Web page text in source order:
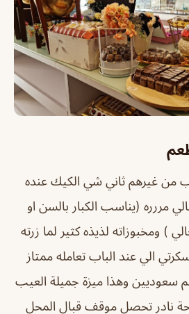
من غيرهم ثاني شي الكيك عنده
مررره (يناسب الكبار بالسن او
) ومخبوزاته لذيذه كثير لما زرته
الي عند الباب تعامله ممتاز
سعوديين وهذا ميزة جميلة العيب
نادر تحصل موقف قبال المحل